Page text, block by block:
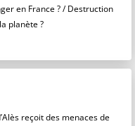
en France ? / Destruction
planète ?
reçoit des menaces de